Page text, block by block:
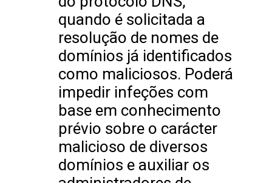
quando é solicitada a
resolução de nomes de
domínios já identificados
como maliciosos. Poderá
impedir infeções com
base em conhecimento
prévio sobre o carácter
malicioso de diversos
domínios e auxiliar os